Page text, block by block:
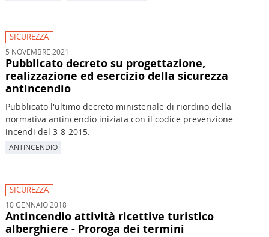
SICUREZZA
5 NOVEMBRE 2021
Pubblicato decreto su progettazione,
realizzazione ed esercizio della sicurezza
antincendio
Pubblicato l'ultimo decreto ministeriale di riordino della
normativa antincendio iniziata con il codice prevenzione
incendi del 3-8-2015.
ANTINCENDIO
SICUREZZA
10 GENNAIO 2018
Antincendio attività ricettive turistico
alberghiere - Proroga dei termini